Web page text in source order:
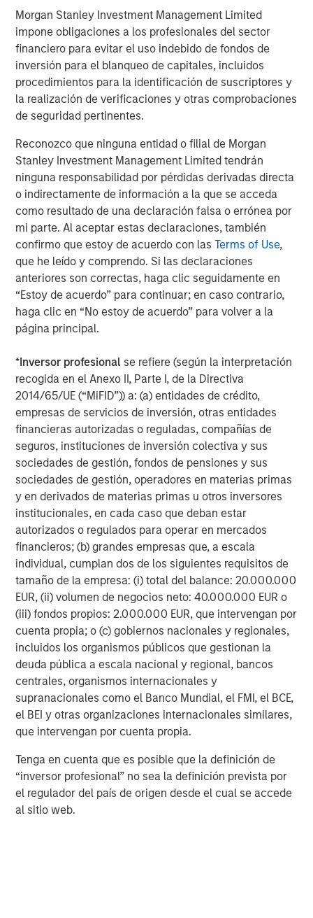
Morgan Stanley Investment Management Limited
impone obligaciones a los profesionales del sector
financiero para evitar el uso indebido de fondos de
inversión para el blanqueo de capitales, incluidos
procedimientos para la identificación de suscriptores y
la realización de verificaciones y otras comprobaciones
de seguridad pertinentes.
Reconozco que ninguna entidad o filial de Morgan
Stanley Investment Management Limited tendrán
ninguna responsabilidad por pérdidas derivadas directa
o indirectamente de información a la que se acceda
como resultado de una declaración falsa o errónea por
mi parte. Al aceptar estas declaraciones, también
confirmo que estoy de acuerdo con lasTerms of Use,
que he leído y comprendo. Si las declaraciones
anteriores son correctas, haga clic seguidamente en
“Estoy de acuerdo” para continuar; en caso contrario,
haga clic en “No estoy de acuerdo” para volver a la
página principal.
*Inversor profesional se refiere (según la interpretación
recogida en el Anexo II, Parte I, de la Directiva
2014/65/UE (“MiFID”)) a: (a) entidades de crédito,
empresas de servicios de inversión, otras entidades
financieras autorizadas o reguladas, compañías de
seguros, instituciones de inversión colectiva y sus
sociedades de gestión, fondos de pensiones y sus
sociedades de gestión, operadores en materias primas
y en derivados de materias primas u otros inversores
institucionales, en cada caso que deban estar
autorizados o regulados para operar en mercados
financieros; (b) grandes empresas que, a escala
individual, cumplan dos de los siguientes requisitos de
tamaño de la empresa: (i) total del balance: 20.000.000
EUR, (ii) volumen de negocios neto: 40.000.000 EUR o
(iii) fondos propios: 2.000.000 EUR, que intervengan por
cuenta propia; o (c) gobiernos nacionales y regionales,
incluidos los organismos públicos que gestionan la
deuda pública a escala nacional y regional, bancos
centrales, organismos internacionales y
supranacionales como el Banco Mundial, el FMI, el BCE,
el BEI y otras organizaciones internacionales similares,
que intervengan por cuenta propia.
Tenga en cuenta que es posible que la definición de
“inversor profesional” no sea la definición prevista por
el regulador del país de origen desde el cual se accede
al sitio web.
The Author
Jim Caron
Featured Insights
ARTÍCULO
The MSIM Quantitative Duration
Strategy Model: A Factor-Based
Approach to Managing Interest Rates
Anton Heese and Matas Vala explore the
Quantitative Duration Strategy Model, one of the
proprietary tools the team uses to enhance their
investment process, as it helps provide structure
and rigour with identifying and processing
relevant and important data.
05-AGO-2026
Risk Considerations
assurance that the Strategy will achieve its investment
objective. Portfolios are subject to market risk, which is the
possibility that the market values of securities owned by the
portfolio will decline and that the value of portfolio shares may
therefore be less than what you paid for them. Market values